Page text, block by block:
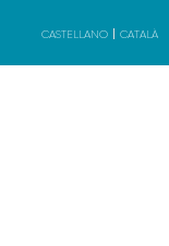
CASTELLANO CATALÀ